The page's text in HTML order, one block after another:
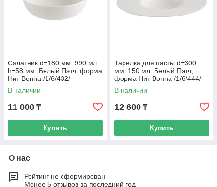
Салатник d=180 мм. 990 мл.
h=58 мм. Белый Пэтч, форма
Нит Bonna /1/6/432/
В наличии
11 000 ₸
Купить
Тарелка для пасты d=300
мм. 150 мл. Белый Пэтч,
форма Нит Bonna /1/6/444/
В наличии
12 600 ₸
Купить
О нас
Рейтинг не сформирован
Менее 5 отзывов за последний год